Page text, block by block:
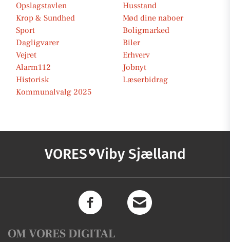
Opslagstavlen
Husstand
Krop & Sundhed
Mød dine naboer
Sport
Boligmarked
Dagligvarer
Biler
Vejret
Erhverv
Alarm112
Jobnyt
Historisk
Læserbidrag
Kommunalvalg 2025
VORES Viby Sjælland
OM VORES DIGITAL